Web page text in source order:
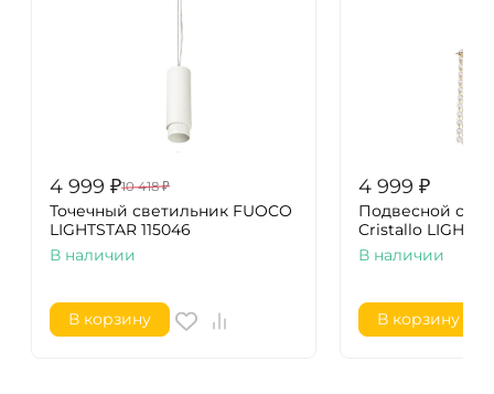
4 999 ₽10 418 ₽
Точечный светильник FUOCO
LIGHTSTAR 115046
В наличии
В корзину
4 999 ₽
Подвесной
Cristallo
В наличии
В корзину